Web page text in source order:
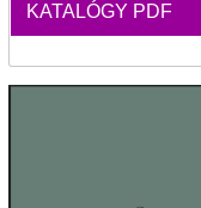
KATALÓGY PDF